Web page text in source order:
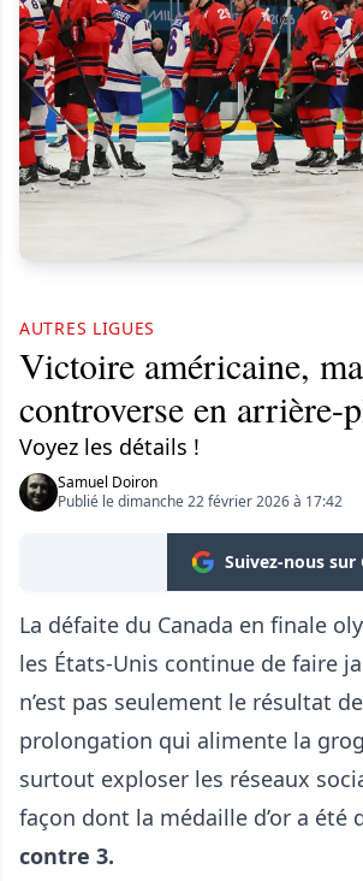
AUTRES LIGUES
Victoire américaine,
controverse en arrière-
Voyez les détails !
Samuel Doiron
Publié le dimanche 22 février 2026 à 17:42
Suivez-nous sur
La défaite du Canada en finale
les États-Unis continue de faire
n’est pas seulement le résultat
prolongation qui alimente la
surtout exploser les réseaux
façon dont la médaille d’or a été
contre 3.